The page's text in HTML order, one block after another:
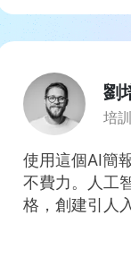
劉
培
使用這個AI簡
不費力。人工
格，創建引人